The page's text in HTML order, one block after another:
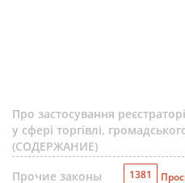
Про застосування
у сфері торгівлі,
(СОДЕРЖАНИЕ)
Прочие законы
1381